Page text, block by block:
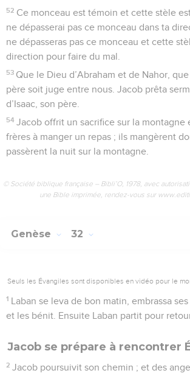
52 Ce monceau est témoin et cette stèle
ne dépasserai pas ce monceau dans ta
ne dépasseras pas ce monceau et cette
direction pour faire du mal.
53 Que le Dieu d’Abraham et de Nahor,
père soit juge entre nous. Jacob prêta
d’Isaac, son père.
54 Jacob offrit un sacrifice sur la montagne
frères à manger un repas ; ils mangèrent
passèrent la nuit sur la montagne.
© Société biblique française – Bibli’O, 1978, avec
une Bible imprimée, rendez-vous sur
Genèse 32
Seuls les Évangiles sont disponibles en vidéo pour le
1 Laban se leva de bon matin, embrassa ses
et les bénit. Ensuite Laban partit pour
Jacob se prépare à rencontrer
2 Jacob poursuivit son chemin ; et des